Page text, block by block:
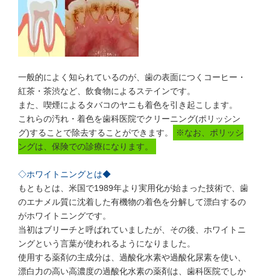
一般的によく知られているのが、歯の表面につくコーヒー・
紅茶・茶渋など、飲食物によるステインです。
また、喫煙によるタバコのヤニも着色を引き起こします。
これらの汚れ・着色を歯科医院でクリーニング(ポリッシン
グ)することで除去することができます。
※なお、ポリッシ
ングは、保険での診療になります。
◇ホワイトニングとは◆
もともとは、米国で1989年より実用化が始まった技術で、歯
のエナメル質に沈着した有機物の着色を分解して漂白するの
がホワイトニングです。
当初はブリーチと呼ばれていましたが、その後、ホワイトニ
ングという言葉が使われるようになりました。
使用する薬剤の主成分は、過酸化水素や過酸化尿素を使い、
漂白力の高い高濃度の過酸化水素の薬剤は、歯科医院でしか